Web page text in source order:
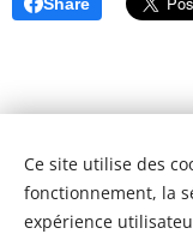
Ce site utilise des
fonctionnement, la
expérience